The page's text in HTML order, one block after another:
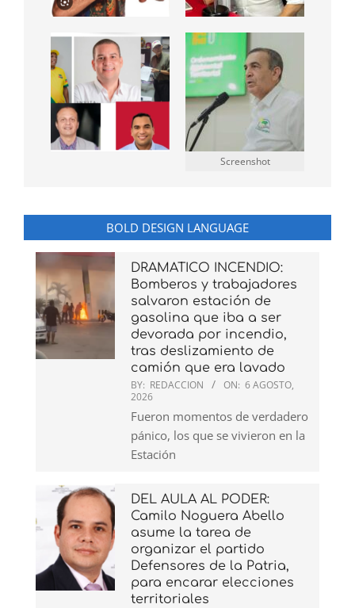
Screenshot
BOLD DESIGN LANGUAGE
DRAMATICO INCENDIO:
Bomberos y trabajadores
salvaron estación de
gasolina que iba a ser
devorada por incendio,
tras deslizamiento de
camión que era lavado
BY: REDACCION ON: 6 AGOSTO,
2026
Fueron momentos de verdadero
pánico, los que se vivieron en la
Estación
DEL AULA AL PODER:
Camilo Noguera Abello
asume la tarea de
organizar el partido
Defensores de la Patria,
para encarar elecciones
territoriales